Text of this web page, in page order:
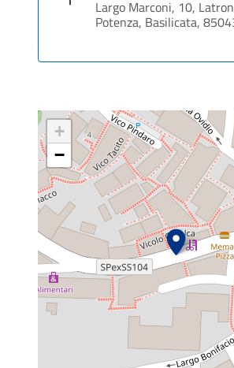
Largo Marconi, 10,
Potenza, Basilicata,
+
−